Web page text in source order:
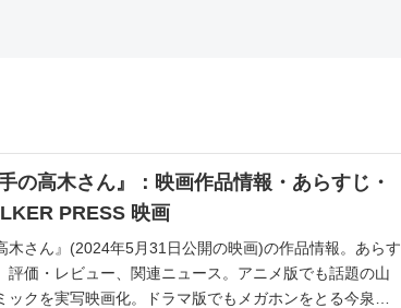
の高木さん』：映画作品情報・あらすじ・
PRESS 映画
木さん』(2024年5月31日公開の映画)の作品情報。あらす
評価・レビュー、関連ニュース。アニメ版でも話題の山
クを実写映画化。ドラマ版でもメガホンをとる今泉力